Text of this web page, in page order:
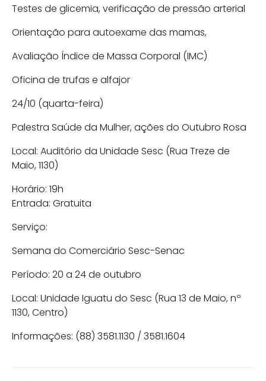
Testes de glicemia, verificação de pressão arterial
Orientação para autoexame das mamas,
Avaliação Índice de Massa Corporal (IMC)
Oficina de trufas e alfajor
24/10 (quarta-feira)
Palestra Saúde da Mulher, ações do Outubro Rosa
Local: Auditório da Unidade Sesc (Rua Treze de
Maio, 1130)
Horário: 19h
Entrada: Gratuita
Serviço:
Semana do Comerciário Sesc-Senac
Período: 20 a 24 de outubro
Local: Unidade Iguatu do Sesc (Rua 13 de Maio, nº
1130, Centro)
Informações: (88) 3581.1130 / 3581.1604